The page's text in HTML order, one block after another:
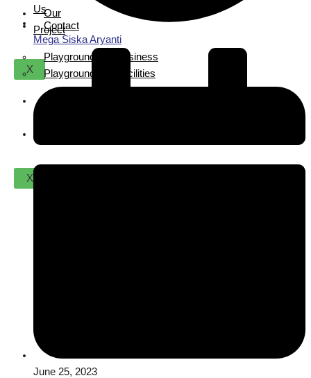
Us
Contact
X
Our
Project
Playground For Business
Playground For Facilities
Us
X
Mega Siska Aryanti
June 25, 2023